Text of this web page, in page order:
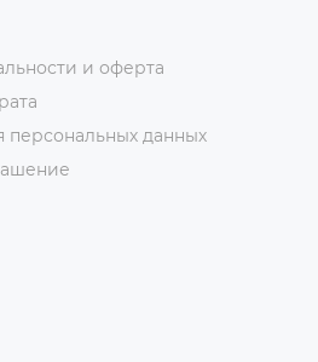
и оферта
персональных данных